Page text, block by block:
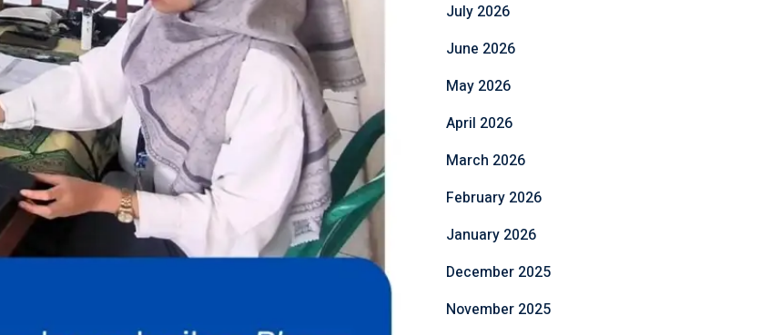
July 2026
June 2026
May 2026
April 2026
March 2026
February 2026
January 2026
December 2025
November 2025